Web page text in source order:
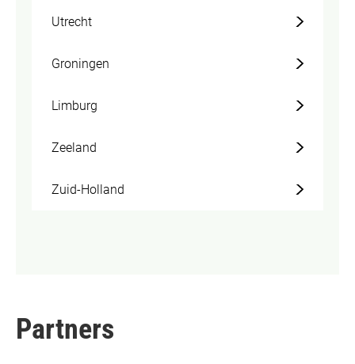
Utrecht
Groningen
Limburg
Zeeland
Zuid-Holland
Partners